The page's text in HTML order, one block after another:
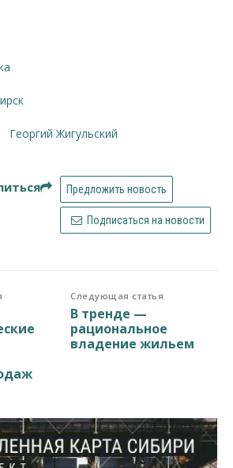
Георгий Жигульский
Предложить новость
Подписаться на новости
Следующая статья
В тренде —
рациональное
владение жильем